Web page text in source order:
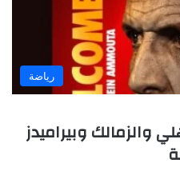
رياضة
والزمالك وبيراميدز